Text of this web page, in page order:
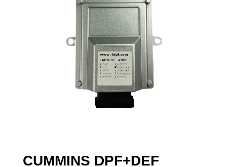
CUMMINS DPF+DEF